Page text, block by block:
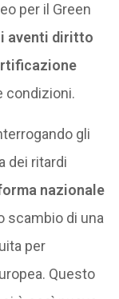
per il Green
aventi diritto
condizioni.
gli
dei ritardi
nazionale
scambio di una
per
Questo